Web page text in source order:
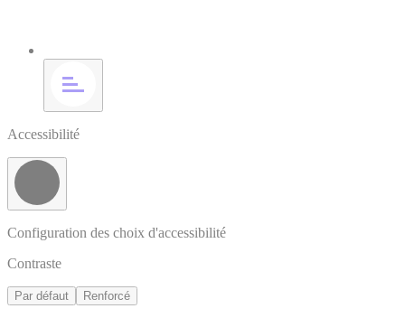
Accessibilité
Configuration des choix d'accessibilité
Contraste
Par défaut Renforcé